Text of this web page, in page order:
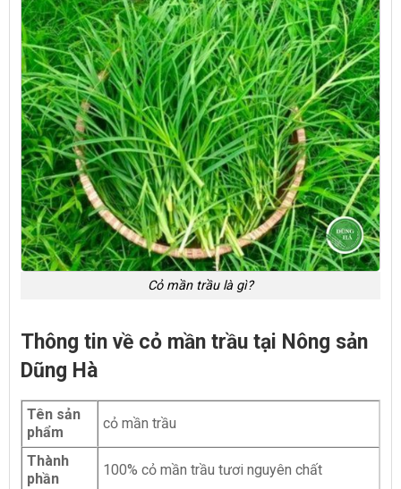
Cỏ mần trầu là gì?
Thông tin về cỏ mần trầu tại Nông sản
Dũng Hà
Tên sản
phẩm
cỏ mần trầu
Thành
phần
100% cỏ mần trầu tươi nguyên chất